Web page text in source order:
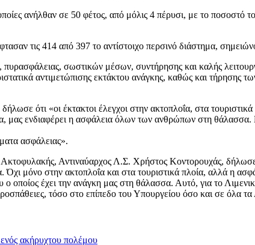
ανήλθαν σε 50 φέτος, από μόλις 4 πέρυσι, με το ποσοστό
τις 414 από 397 το αντίστοιχο περσινό διάστημα,
σωστικών μέσων, συντήρησης και καλής
αντιμετώπισης εκτάκτου ανάγκης, καθώς και τήρησης
ότι «οι έκτακτοι έλεγχοι στην ακτοπλοΐα, στα
μας ενδιαφέρει η ασφάλεια όλων των ανθρώπων στη
ασφάλειας».
Αντιναύαρχος Λ.Σ. Χρήστος Κοντορουχάς,
Όχι μόνο στην ακτοπλοΐα και στα τουριστικά πλοία, αλλά η
έχει την ανάγκη μας στη θάλασσα. Αυτό, για το
τόσο στο επίπεδο του Υπουργείου όσο και σε όλα